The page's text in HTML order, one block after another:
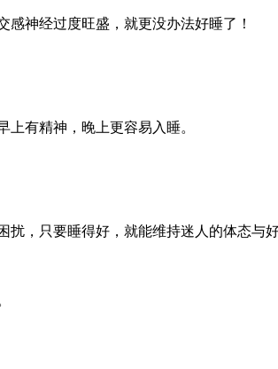
神经过度旺盛，就更没办法好睡了！
有精神，晚上更容易入睡。
扰，只要睡得好，就能维持迷人的体态与